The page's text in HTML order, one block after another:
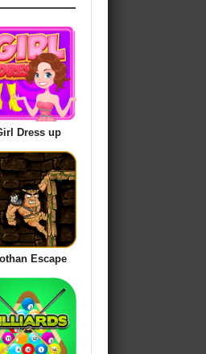
Dress up
Escape